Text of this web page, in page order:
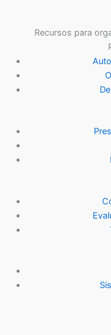
Recursos para